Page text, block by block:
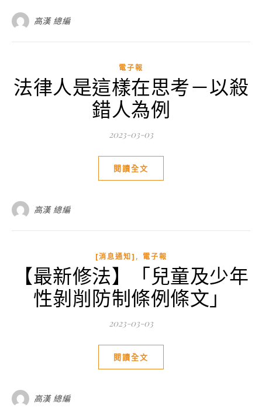
高漢 總編
電子報
法律人是這樣在思考－以殺
錯人為例
2023-03-03
閱讀全文
高漢 總編
[消息通知] , 電子報
【最新修法】「兒童及少年
性剝削防制條例條文」
2023-03-03
閱讀全文
高漢 總編